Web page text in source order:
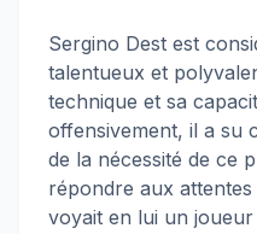
Sergino Dest est
talentueux et
technique et sa
offensivement, il a su
de la nécessité de ce
répondre aux
voyait en lui un